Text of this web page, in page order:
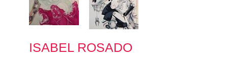
ISABEL ROSADO